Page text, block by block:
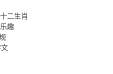
二生肖
趣